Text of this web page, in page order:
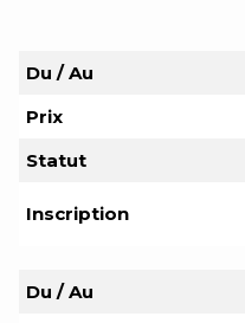
Du / Au
Prix
Statut
Inscription
Du / Au